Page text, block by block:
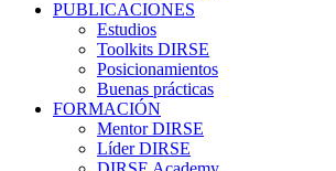
PUBLICACIONES
Estudios
Toolkits DIRSE
Posicionamientos
Buenas prácticas
FORMACIÓN
Mentor DIRSE
Líder DIRSE